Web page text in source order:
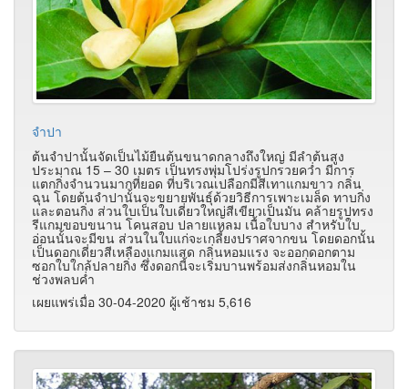
จำปา
ต้นจำปานั้นจัดเป็นไม้ยืนต้นขนาดกลางถึงใหญ่ มีลำต้นสูง
ประมาณ 15 – 30 เมตร เป็นทรงพุ่มโปร่งรูปกรวยคว่ำ มีการ
แตกกิ่งจำนวนมากที่ยอด ที่บริเวณเปลือกมีสีเทาแกมขาว กลิ่น
ฉุน โดยต้นจำปานั้นจะขยายพันธุ์ด้วยวิธีการเพาะเมล็ด ทาบกิ่ง
และตอนกิ่ง ส่วนใบเป็นใบเดี่ยวใหญ่สีเขียวเป็นมัน คล้ายรูปทรง
รีแกมขอบขนาน โคนสอบ ปลายแหลม เนื้อใบบาง สำหรับใบ
อ่อนนั้นจะมีขน ส่วนในใบแก่จะเกลี้ยงปราศจากขน โดยดอกนั้น
เป็นดอกเดี่ยวสีเหลืองแกมแสด กลิ่นหอมแรง จะออกดอกตาม
ซอกใบใกล้ปลายกิ่ง ซึ่งดอกนี้จะเริ่มบานพร้อมส่งกลิ่นหอมใน
ช่วงพลบค่ำ
เผยแพร่เมื่อ 30-04-2020 ผู้เช้าชม 5,616